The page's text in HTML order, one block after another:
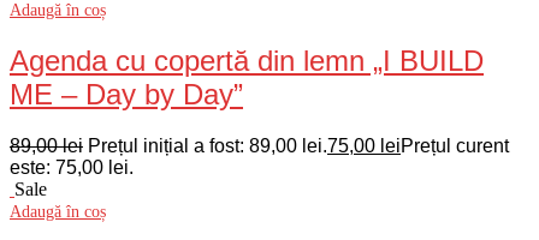
Adaugă în coș
Agenda cu copertă din lemn „I BUILD
ME – Day by Day”
89,00lei Prețul inițial a fost: 89,00 lei.75,00 leiPrețul curent
este: 75,00 lei.
Sale
Adaugă în coș